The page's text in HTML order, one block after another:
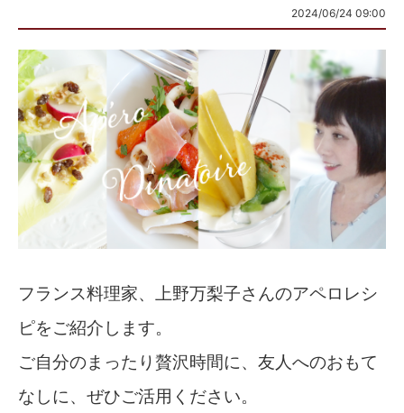
2024/06/24 09:00
フランス料理家、上野万梨子さんのアペロレシ
ピをご紹介します。
ご自分のまったり贅沢時間に、友人へのおもて
なしに、ぜひご活用ください。